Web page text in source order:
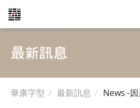
最新訊息
華康字型 最新訊息 News -